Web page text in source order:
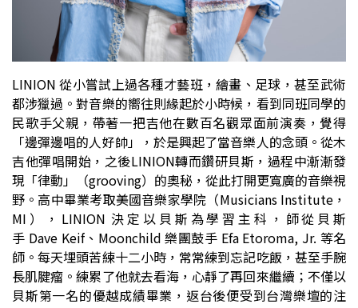
LINION從小嘗試上過各種才藝班，繪畫、足球，甚至武術
都涉獵過。對音樂的嚮往則緣起於小時候，看到同班同學的
民歌手父親，帶著一把吉他在數百名觀眾面前演奏，覺得
「邊彈邊唱的人好帥」，於是興起了當音樂人的念頭。從木
吉他彈唱開始，之後LINION轉而鑽研貝斯，過程中漸漸發
現「律動」（grooving）的奧秘，從此打開更寬廣的音樂視
野。高中畢業考取美國音樂家學院（Musicians Institute，
MI ）， LINION 決定以貝斯為學習主科，師從貝斯
手 Dave Keif、 Moonchild樂團鼓手 Efa Etoroma, Jr. 等名
師。每天埋頭苦練十二小時，常常練到忘記吃飯，甚至手腕
長肌腱瘤。練累了他就去看海，心靜了再回來繼續；不僅以
貝斯第一名的優越成績畢業，返台後便受到台灣樂壇的注